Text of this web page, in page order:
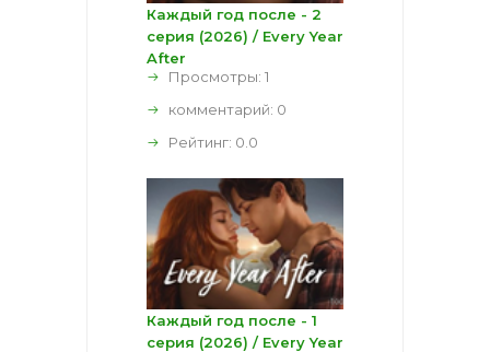
Каждый год после - 2
серия (2026) / Every Year
After
Просмотры: 1
комментарий: 0
Рейтинг: 0.0
Каждый год после - 1
серия (2026) / Every Year